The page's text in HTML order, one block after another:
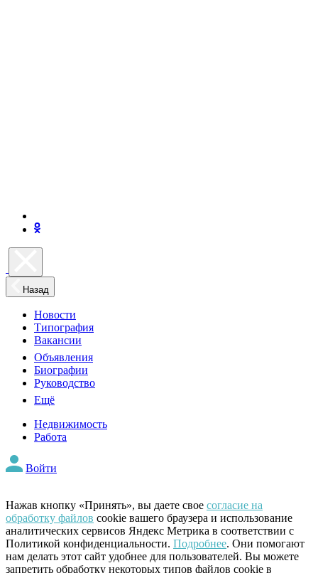
Назад
Новости
Типография
Вакансии
Объявления
Биографии
Руководство
Ещё
Недвижимость
Работа
Войти
Нажав кнопку «Принять», вы даете свое согласие на
обработку файлов cookie вашего браузера и использование
аналитических сервисов Яндекс Метрика в соответствии с
Политикой конфиденциальности. Подробнее. Они помогают
нам делать этот сайт удобнее для пользователей. Вы можете
запретить обработку некоторых типов файлов cookie в